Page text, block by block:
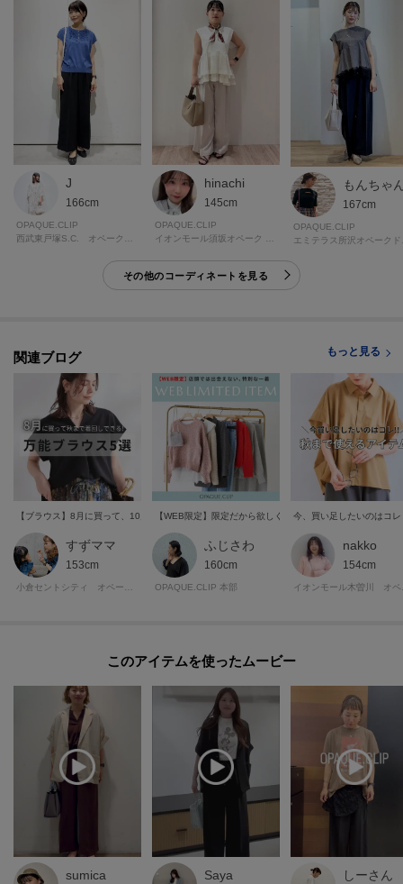
この商品は加工サービス(裾上げ加工)対応商品です。
在庫がある商品につきましては通常2週間前後でお届けいたします。
ご希望の場合は、製品寸法（股下の長さ）をご確認いただき、ショッピング
カート画面にて加工サービスを選択し、股下の長さを入力して下さい。
また、加工可能な股下の長さについては下記ご確認をお願いいたします。裾
出しの対応は行っておりませんので、製品寸法より長くすることはできませ
ん。
※ジーンズ仕上げの場合、製品寸法より－3cmから加工可
※シングル（レディス）仕上げの場合、製品寸法より－5cmから加工可
※シングル（メンズ）仕上げの場合、製品寸法より－9cmから加工可
※ダブル仕上げの場合、製品寸法より－11cmから加工可
J
166cm
OPAQUE.CLIP
hinachi
145cm
OPAQUE.CLIP
もんちゃ
167cm
OPAQUE.CLIP
エ
その他のコーディネートを見る
関連ブログ もっと見る
【ブラウス】8月に買って、10月まで着回せる服を集めました！
すずママ
153cm
小倉セントシティ オペーク・ドット・クリップ
【WEB限定】限定だから欲しくなる！店舗では買えない着
ふじさわ
160cm
OPAQUE.CLIP 本部
今、買い足したいのはコ
nakko
154cm
イオ
このアイテムを使ったムービー
sumica Saya しーさん